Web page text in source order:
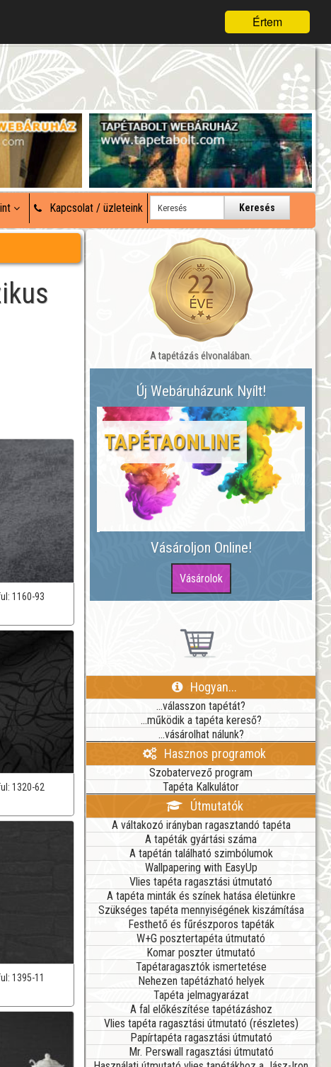
Értem
Kapcsolat / üzleteink Keresés
1160-93
1320-62
1395-11
A tapétázás élvonalában.
Új Webáruházunk Nyílt!
TAPÉTAONLINE
Vásároljon Online!
Hogyan...
...válasszon tapétát?
...működik a tapéta kereső?
...vásárolhat nálunk?
Hasznos programok
Szobatervező program
Tapéta Kalkulátor
Útmutatók
A váltakozó irányban ragasztandó tapéta
A tapéták gyártási száma
A tapétán található szimbólumok
Wallpapering with EasyUp
Vlies tapéta ragasztási útmutató
A tapéta minták és színek hatása életünkre
Szükséges tapéta mennyiségének kiszámítása
Festhető és fűrészporos tapéták
W+G posztertapéta útmutató
Komar poszter útmutató
Tapétaragasztók ismertetése
Nehezen tapétázható helyek
Tapéta jelmagyarázat
A fal előkészítése tapétázáshoz
Vlies tapéta ragasztási útmutató (részletes)
Papírtapéta ragasztási útmutató
Mr. Perswall ragasztási útmutató